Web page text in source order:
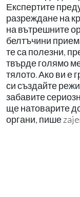
Експертите
разреждане на
на вътрешните
белтъчини
те са полезни,
твърде голямо
тялото. Ако ви е
си създайте
забавите
ще натоварите
органи, пише